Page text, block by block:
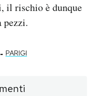
rischio è dunque
pezzi.
- PARIGI